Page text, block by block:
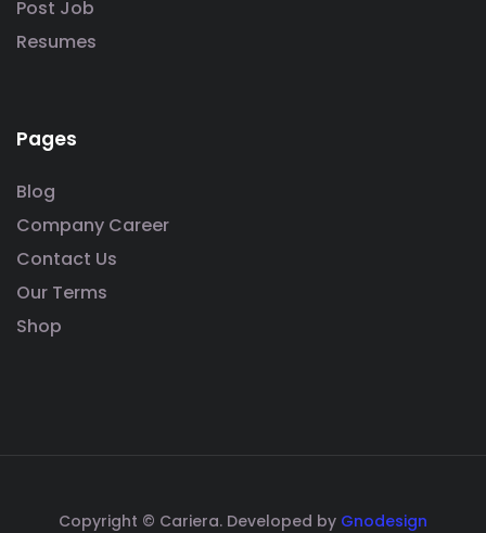
Post Job
Resumes
Pages
Blog
Company Career
Contact Us
Our Terms
Shop
Copyright © Cariera. Developed by Gnodesign